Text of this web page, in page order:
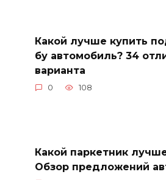
Какой лучше купить
бу автомобиль? 34
варианта
0 108
Какой паркетник
Обзор предложений